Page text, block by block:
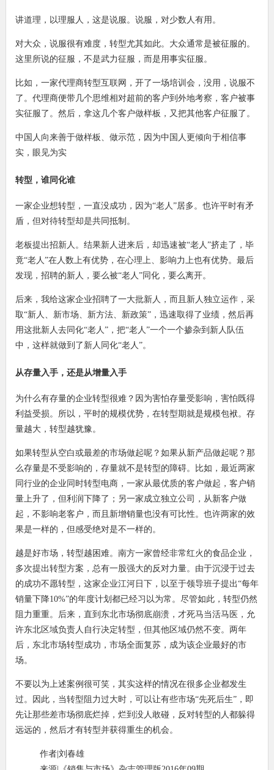
讲道理，以理服人，这是说服。说服，对少数人有用。
对大众，说服很有难度，转型尤其如此。大众通常是被征服的。
这里所说的征服，不是武力征服，而是用事实征服。
比如，一家代理商转型互联网，开了一场培训会，没用，说服不
了。代理商便带几个思维相对超前的客户到外地考察，客户被事
实征服了。然后，拿这几个客户做样板，又把其他客户征服了。
中国人向来善于做样板、做示范，因为中国人更倾向于相信事
实，眼见为实
转型，谁同化谁
一家企业想转型，一直没成功，因为“老人”居多。也许平时有矛
盾，但对待转型却是共同抵制。
老板提出招新人。结果新人进来后，却迅速被“老人”挤走了，毕
竟“老人”在人数上有优势，在心理上、影响力上也有优势。最后
发现，招聘的新人，要么被“老人”同化，要么离开。
后来，我给这家企业招聘了一大批新人，而且新人独立运作，采
取“新人、新市场、新方法、新政策”，迅速取得了业绩，然后再
用这批新人去同化“老人”，把“老人”一个一个掺杂到新人队伍
中，这样就做到了新人同化“老人”。
从存量入手，还是从增量入手
为什么有存量的企业转型很难？因为害怕存量受影响，害怕既得
利益受损。所以，平时的规模优势，在转型期就是规模包袱。存
量越大，转型越犹豫。
如果转型从空白或最差的市场做起呢？如果从新产品做起呢？那
么存量是不受影响的，存量就不是转型的障碍。比如，最近两家
同行业的企业同时转型电商，一家从最优质的客户做起，客户销
量上升了，但利润下降了；另一家成立独立公司，从新客户做
起，不影响老客户，而且新增销量也没有可比性。也许两家的效
果是一样的，但感受绝对是不一样的。
越是好市场，转型越困难。南方一家曾经非常红火的食品企业，
多次提出转型方案，总有一股强大的反对力量。由于沉浸于过去
的成功不愿转型，这家企业江河日下，以至于领导班子提出“每年
销量下降10%”的年度计划都已经习以为常。尽管如此，转型仍然
阻力重重。后来，直到东北市场彻底崩溃，才死马当活马医，允
许东北区域负责人自行决定转型，但其他区域仍然不变。两年
后，东北市场转型成功，市场全面复苏，成为该企业最好的市
场。
不要以为上述案例很可笑，其实这样的情况在很多企业都发生
过。因此，当转型阻力过大时，可以让有些市场“先死后生”，即
先让那些差市场彻底烂掉，烂到没人敢碰，反对转型的人都躲得
远远的，然后才有转型并获得重生的机会。
作者|刘春雄